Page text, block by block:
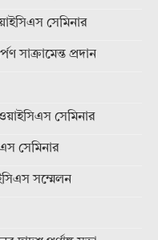
সেমিনার
সাক্রামেন্ত প্রদান
সেমিনার
সেমিনার
সম্মেলন